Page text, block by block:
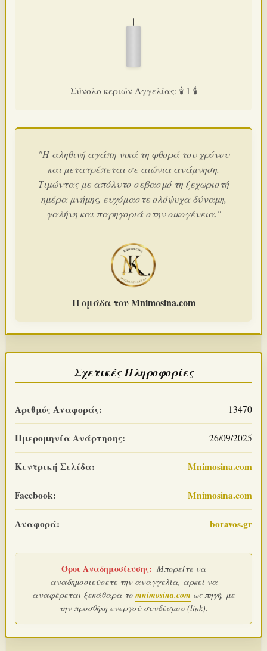
Σύνολο κεριών Αγγελίας: 🕯️ 1 🕯️
"Η αληθινή αγάπη νικά τη φθορά του χρόνου
και μετατρέπεται σε αιώνια ανάμνηση.
Τιμώντας με απόλυτο σεβασμό τη ξεχωριστή
ημέρα μνήμης, ευχόμαστε ολόψυχα δύναμη,
γαλήνη και παρηγοριά στην οικογένεια."
Η ομάδα του Mnimosina.com
Σχετικές Πληροφορίες
Αριθμός Αναφοράς: 13470
Ημερομηνία Ανάρτησης: 26/09/2025
Κεντρική Σελίδα: Mnimosina.com
Facebook: Mnimosina.com
Αναφορά: boravos.gr
Όροι Αναδημοσίευσης: Μπορείτε να
αναδημοσιεύσετε την αναγγελία, αρκεί να
αναφέρεται ξεκάθαρα το mnimosina.com ως πηγή, με
την προσθήκη ενεργού συνδέσμου (link).